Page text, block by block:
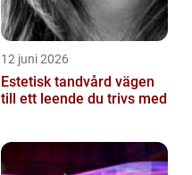
12 juni 2026
Estetisk tandvård vägen
till ett leende du trivs med